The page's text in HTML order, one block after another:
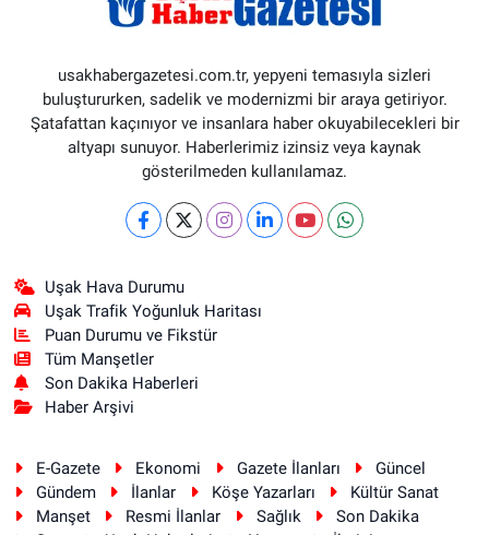
usakhabergazetesi.com.tr, yepyeni temasıyla sizleri
buluştururken, sadelik ve modernizmi bir araya getiriyor.
Şatafattan kaçınıyor ve insanlara haber okuyabilecekleri bir
altyapı sunuyor. Haberlerimiz izinsiz veya kaynak
gösterilmeden kullanılamaz.
Uşak Hava Durumu
Uşak Trafik Yoğunluk Haritası
Puan Durumu ve Fikstür
Tüm Manşetler
Son Dakika Haberleri
Haber Arşivi
E-Gazete Ekonomi Gazete İlanları
Güncel
Gündem
İlanlar Köşe Yazarları
Kültür Sanat
Manşet
Resmi İlanlar Sağlık
Son Dakika